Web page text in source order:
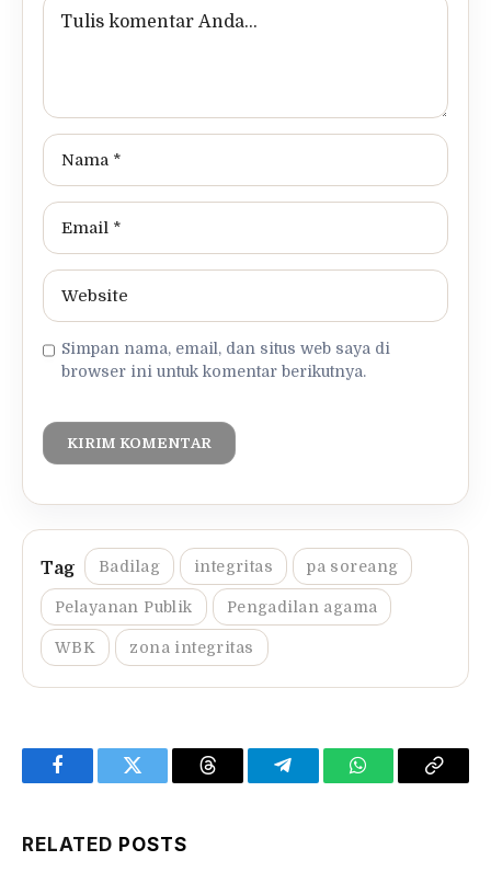
Simpan nama, email, dan situs web saya di
browser ini untuk komentar berikutnya.
Badilag integritas pa soreang
Pelayanan Publik Pengadilan agama
WBK zona integritas
FacebookTwitter Threads TelegramWhatsAppCopy
RELATED POSTS